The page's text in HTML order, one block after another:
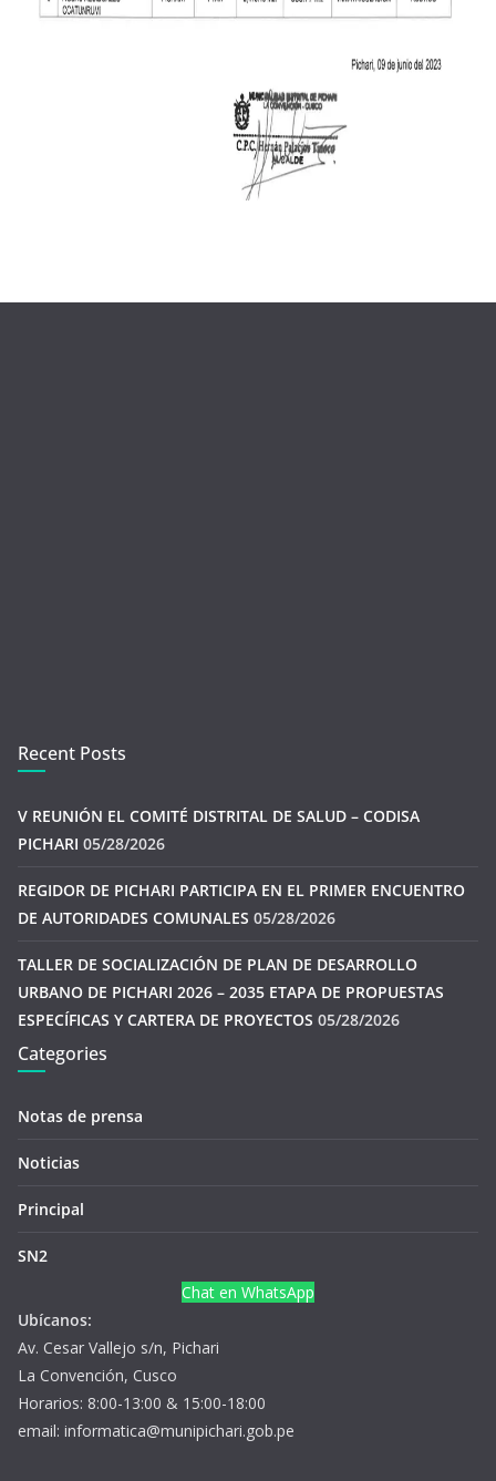
Recent Posts
V REUNIÓN EL COMITÉ DISTRITAL DE SALUD – CODISA
PICHARI 05/28/2026
REGIDOR DE PICHARI PARTICIPA EN EL PRIMER ENCUENTRO
DE AUTORIDADES COMUNALES 05/28/2026
TALLER DE SOCIALIZACIÓN DE PLAN DE DESARROLLO
URBANO DE PICHARI 2026 – 2035 ETAPA DE PROPUESTAS
ESPECÍFICAS Y CARTERA DE PROYECTOS 05/28/2026
Categories
Notas de prensa
Noticias
Principal
SN2
Chat en WhatsApp
Ubícanos:
Av. Cesar Vallejo s/n, Pichari
La Convención, Cusco
Horarios: 8:00-13:00 & 15:00-18:00
email: informatica@munipichari.gob.pe